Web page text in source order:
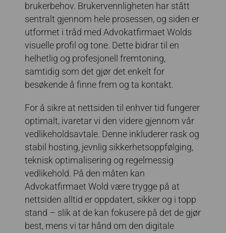
brukerbehov. Brukervennligheten har stått
sentralt gjennom hele prosessen, og siden er
utformet i tråd med Advokatfirmaet Wolds
visuelle profil og tone. Dette bidrar til en
helhetlig og profesjonell fremtoning,
samtidig som det gjør det enkelt for
besøkende å finne frem og ta kontakt.
For å sikre at nettsiden til enhver tid fungerer
optimalt, ivaretar vi den videre gjennom vår
vedlikeholdsavtale. Denne inkluderer rask og
stabil hosting, jevnlig sikkerhetsoppfølging,
teknisk optimalisering og regelmessig
vedlikehold. På den måten kan
Advokatfirmaet Wold være trygge på at
nettsiden alltid er oppdatert, sikker og i topp
stand – slik at de kan fokusere på det de gjør
best, mens vi tar hånd om den digitale